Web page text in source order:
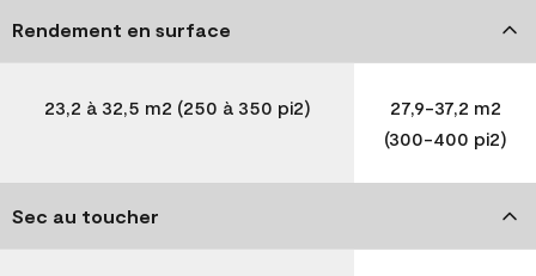
Rendement en surface
23,2 à 32,5 m2 (250 à 350 pi2)
27,9-37,2 m2
(300-400 pi2)
Sec au toucher